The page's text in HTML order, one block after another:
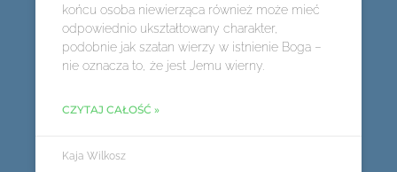
końcu osoba niewierząca również może mieć
odpowiednio ukształtowany charakter,
podobnie jak szatan wierzy w istnienie Boga –
nie oznacza to, że jest Jemu wierny.
CZYTAJ CAŁOŚĆ »
Kaja Wilkosz